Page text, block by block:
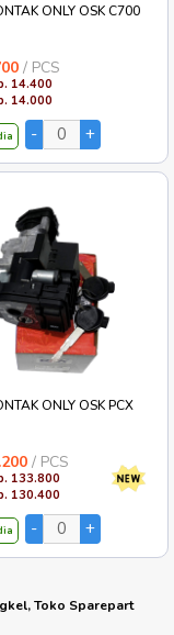
ONLY OSK C700
/ PCS
14.400
14.000
ONLY OSK PCX
/ PCS
133.800
130.400
Toko Sparepart